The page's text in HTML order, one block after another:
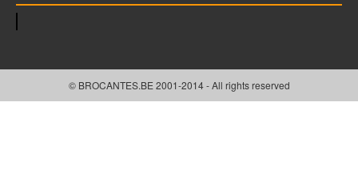
© BROCANTES.BE 2001-2014 - All rights reserved